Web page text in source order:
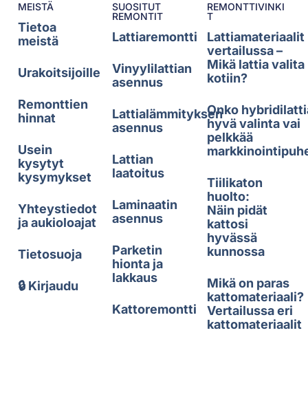
MEISTÄ
Tietoa
meistä
Urakoitsijoille
Remonttien
hinnat
Usein
kysytyt
kysymykset
Yhteystiedot
ja aukioloajat
Tietosuoja
🔒 Kirjaudu
SUOSITUT
REMONTIT
Lattiaremontti
Vinyylilattian
asennus
Lattialämmityksen
asennus
Lattian
laatoitus
Laminaatin
asennus
Parketin
hionta ja
lakkaus
Kattoremontti
REMONTTIVINKI
T
Lattiamateriaalit
vertailussa –
Mikä lattia valita
kotiin?
Onko
hyvä valinta vai
pelkkää
Tiilikaton
huolto:
Näin pidät
kattosi
hyvässä
kunnossa
Mikä on paras
kattomateriaali?
Vertailussa eri
kattomateriaalit